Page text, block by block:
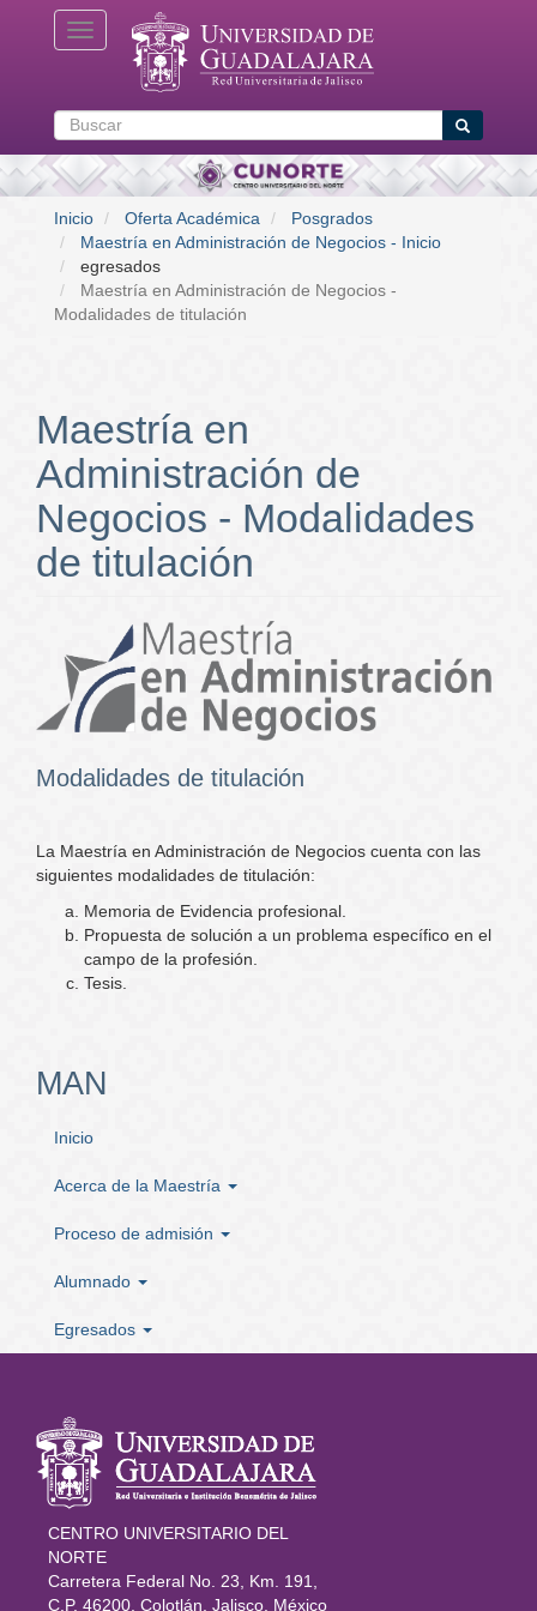
Toggle navigation
Buscar Buscar
Inicio Oferta Académica
Posgrados
Maestría en Administración de Negocios - Inicio
egresados
Maestría en Administración de Negocios -
Modalidades de titulación
Maestría en
Administración de
Negocios - Modalidades
de titulación
Modalidades de titulación
La Maestría en Administración de Negocios cuenta con las
siguientes modalidades de titulación:
Memoria de Evidencia profesional.
Propuesta de solución a un problema específico en el
campo de la profesión.
Tesis.
MAN
Inicio
Acerca de la Maestría
Proceso de admisión
Alumnado
Egresados
Información
del portal
CENTRO UNIVERSITARIO DEL
NORTE
Carretera Federal No. 23, Km. 191,
C.P. 46200, Colotlán, Jalisco, México